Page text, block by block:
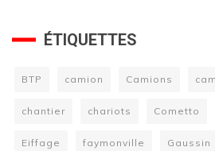
ÉTIQUETTES
BTP camion Camions
chantier chariots Cometto
Eiffage faymonville Gaussin